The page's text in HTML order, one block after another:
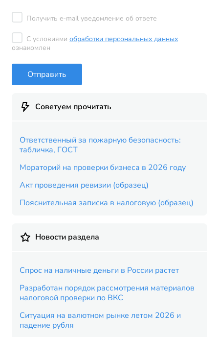
Получить e-mail уведомление об ответе
С условиями обработки персональных данных
ознакомлен
Отправить
Советуем прочитать
Ответственный за пожарную безопасность:
табличка, ГОСТ
Мораторий на проверки бизнеса в 2026 году
Акт проведения ревизии (образец)
Пояснительная записка в налоговую (образец)
Новости раздела
Спрос на наличные деньги в России растет
Разработан порядок рассмотрения материалов
налоговой проверки по ВКС
Ситуация на валютном рынке летом 2026 и
падение рубля